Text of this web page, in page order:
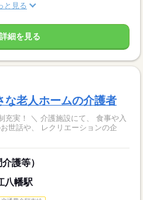
と見る
細を見る
老人ホームの介護者
て、 食事や入
世話や、 レクリエーションの企
護等）
八幡駅